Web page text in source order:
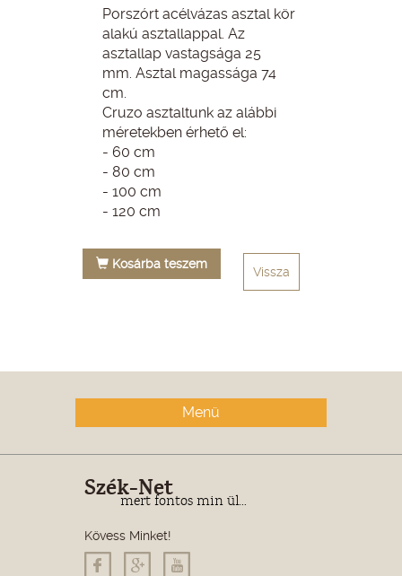
Porszórt acélvázas asztal kör
alakú asztallappal. Az
asztallap vastagsága 25
mm. Asztal magassága 74
cm.
Cruzo asztaltunk az alábbi
méretekben érhető el:
- 60 cm
- 80 cm
- 100 cm
- 120 cm
Kosárba teszem
Vissza
Menü
Szék-Net
mert fontos min ül...
Kövess Minket!